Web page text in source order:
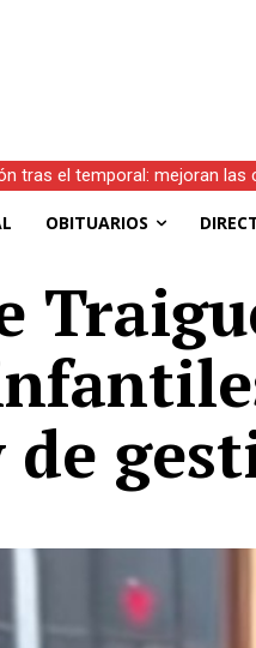
tras el temporal: mejoran
OBITUARIOS